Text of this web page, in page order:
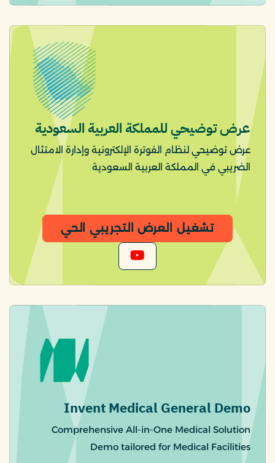
عرض توضيحي للمملكة العربية السعودية
عرض توضيحي لنظام الفوترة الإلكترونية وإدارة الامتثال
الضريبي في المملكة العربية السعودية
تشغيل العرض التجريبي الحي
Invent Medical General Demo
Comprehensive All-in-One Medical Solution
Demo tailored for Medical Facilities